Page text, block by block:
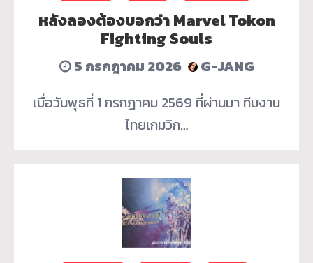
หลังลองต้องบอกว่า Marvel Tokon
Fighting Souls
5 กรกฎาคม 2026
G-JANG
เมื่อวันพุธที่ 1 กรกฎาคม 2569 ที่ผ่านมา ทีมงาน
ไทยเกมวิก…